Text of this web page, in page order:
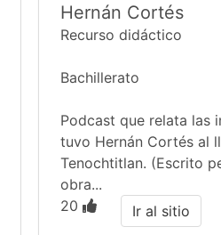
Hernán Cortés
Recurso didáctico
Bachillerato
Podcast que relata las
tuvo Hernán Cortés al
Tenochtitlan. (Escrito
obra...
20
Ir al sitio